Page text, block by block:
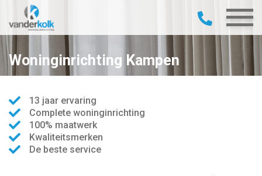
Woninginrichting Kampen
13 jaar ervaring
Complete woninginrichting
100% maatwerk
Kwaliteitsmerken
De beste service